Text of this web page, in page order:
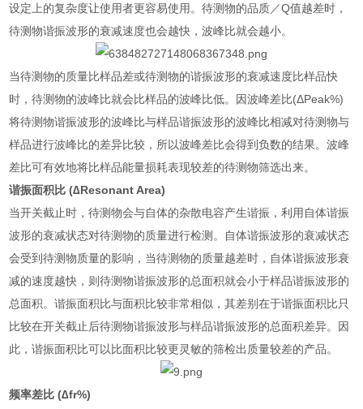
设定上的复杂度让使用者更容易使用。待测物的品质／Q值越差时，
待测物谐振波形的衰减速度也会越快，波峰比就会越小。
当待测物的质量比样品差或待测物的谐振波形的衰减速度比样品快
时，待测物的波峰比就会比样品的波峰比低。因波峰差比(ΔPeak%)
将待测物谐振波形的波峰比与样品谐振波形的波峰比相减对待测物与
样品进行波峰比的差异比较，所以波峰差比会得到负数的结果。波峰
差比可有效地将比样品能量损耗表现较差的待测物筛选出来。
谐振面积比 (∆Resonant Area)
当开关截止时，待测物会与自体的杂散电容产生谐振，利用自体谐振
波形的衰减状态对待测物的质量进行检测。自体谐振波形的衰减状态
会受到待测物质量的影响，当待测物的质量越差时，自体谐振波形衰
减的速度越快，则待测物谐振波形的总面积就会小于样品谐振波形的
总面积。谐振面积比与面积比较非常相似，其差别在于谐振面积比只
比较在开关截止后待测物谐振波形与样品谐振波形的总面积差异。因
此，谐振面积比可以比面积比较更灵敏的筛检出质量较差的产品。
频率差比 (∆fr%)